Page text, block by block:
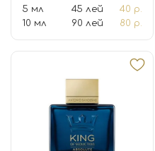
5 мл 45 лей
40 р.
10 мл
90 лей 80 р.